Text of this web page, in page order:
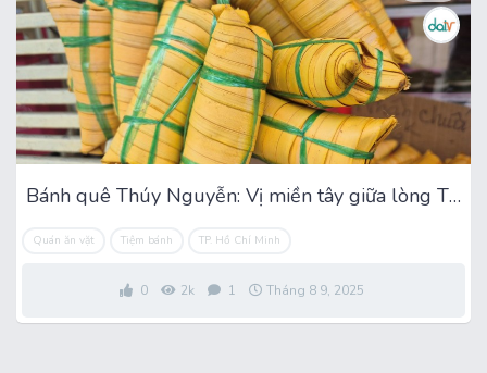
Bánh quê Thúy Nguyễn: Vị miền tây giữa lòng Tân Bình
Quán ăn vặt Tiệm bánh TP. Hồ Chí Minh
0 2k 1 Tháng 8 9, 2025